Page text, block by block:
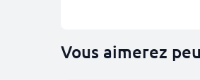
Vous aimerez